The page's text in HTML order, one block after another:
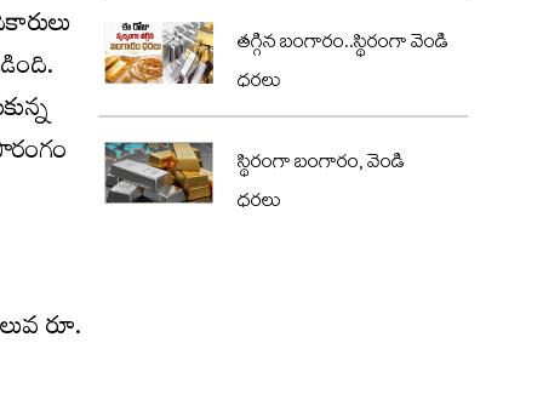
రూ.
తగ్గిన బంగారం..స్థిరంగా వెండి
ధరలు
స్థిరంగా బంగారం, వెండి
ధరలు